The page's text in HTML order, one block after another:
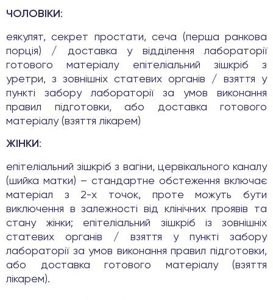
ЧОЛОВІКИ :
еякулят, секрет простати, сеча (перша ранкова
порція) / доставка у відділення лабораторії
готового матеріалу епітеліальний зішкріб з
уретри, з зовнішніх статевих органів / взяття у
пункті забору лабораторії за умов виконання
правил підготовки, або доставка готового
матеріалу (взяття лікарем)
ЖІНКИ :
епітеліальний зішкріб з вагіни, цервікального каналу
(шийка матки) – стандартне обстеження включає
матеріал з 2-х точок, проте можуть бути
виключення в залежності від клінічних проявів та
стану жінки; епітеліальний зішкріб із зовнішніх
статевих органів / взяття у пункті забору
лабораторії за умов виконання правил підготовки,
або доставка готового матеріалу (взяття
лікарем).